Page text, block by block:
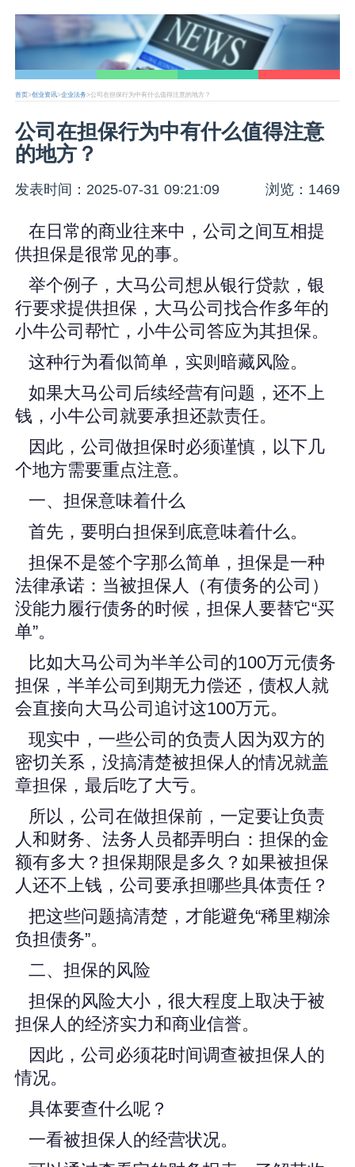
首页>创业资讯>企业法务>公司在担保行为中有什么值得注意的地方？
公司在担保行为中有什么值得注意
的地方？
发表时间：2025-07-31 09:21:09 浏览：1469
在日常的商业往来中，公司之间互相提
供担保是很常见的事。
举个例子，大马公司想从银行贷款，银
行要求提供担保，大马公司找合作多年的
小牛公司帮忙，小牛公司答应为其担保。
这种行为看似简单，实则暗藏风险。
如果大马公司后续经营有问题，还不上
钱，小牛公司就要承担还款责任。
因此，公司做担保时必须谨慎，以下几
个地方需要重点注意。
一、担保意味着什么
首先，要明白担保到底意味着什么。
担保不是签个字那么简单，担保是一种
法律承诺：当被担保人（有债务的公司）
没能力履行债务的时候，担保人要替它“买
单”。
比如大马公司为半羊公司的100万元债务
担保，半羊公司到期无力偿还，债权人就
会直接向大马公司追讨这100万元。
现实中，一些公司的负责人因为双方的
密切关系，没搞清楚被担保人的情况就盖
章担保，最后吃了大亏。
所以，公司在做担保前，一定要让负责
人和财务、法务人员都弄明白：担保的金
额有多大？担保期限是多久？如果被担保
人还不上钱，公司要承担哪些具体责任？
把这些问题搞清楚，才能避免“稀里糊涂
负担债务”。
二、担保的风险
担保的风险大小，很大程度上取决于被
担保人的经济实力和商业信誉。
因此，公司必须花时间调查被担保人的
情况。
具体要查什么呢？
一看被担保人的经营状况。